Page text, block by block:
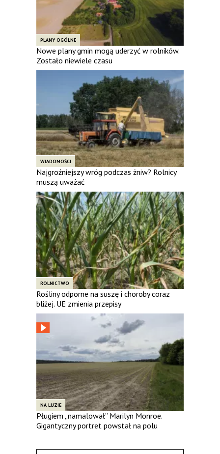
PLANY OGÓLNE
Nowe plany gmin mogą uderzyć w rolników.
Zostało niewiele czasu
WIADOMOŚCI
Najgroźniejszy wróg podczas żniw? Rolnicy
muszą uważać
ROLNICTWO
Rośliny odporne na suszę i choroby coraz
bliżej. UE zmienia przepisy
NA LUZIE
Pługiem „namalował” Marilyn Monroe.
Gigantyczny portret powstał na polu